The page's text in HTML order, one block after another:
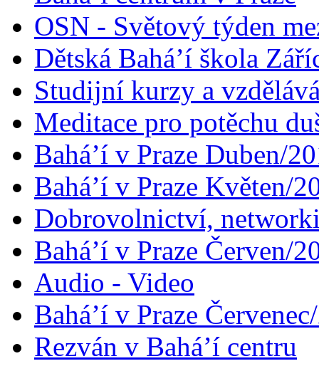
OSN - Světový týden
Dětská Bahá’í škola
Studijní kurzy a
Meditace pro potěchu
Bahá’í v Praze Duben/
Bahá’í v Praze Květen/
Dobrovolnictví,
Bahá’í v Praze Červen/
Audio - Video
Bahá’í v Praze
Rezván v Bahá’í centru